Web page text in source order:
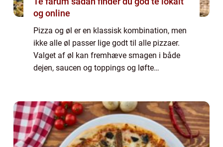
og online
Pizza og øl er en klassisk kombination, men
ikke alle øl passer lige godt til alle pizzaer.
Valget af øl kan fremhæve smagen i både
dejen, saucen og toppings og løfte